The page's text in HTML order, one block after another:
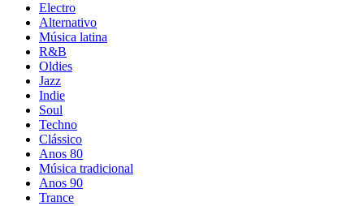
Electro
Alternativo
Música latina
R&B
Oldies
Jazz
Indie
Soul
Techno
Clássico
Anos 80
Música tradicional
Anos 90
Trance